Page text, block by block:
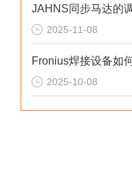
JAHNS同步马达的
2025-11-08
2025-10-08